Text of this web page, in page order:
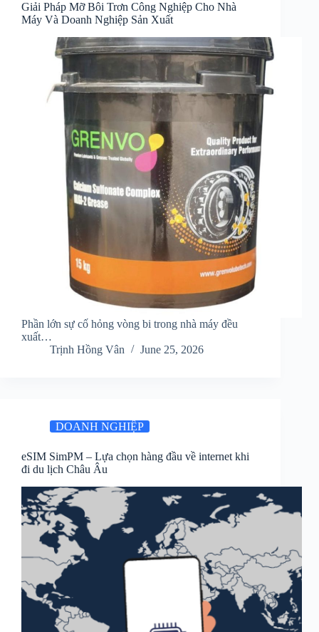
Giải Pháp Mỡ Bôi Trơn Công Nghiệp Cho Nhà
Máy Và Doanh Nghiệp Sản Xuất
Phần lớn sự cố hỏng vòng bi trong nhà máy đều
xuất…
Trịnh Hồng Vân
June 25, 2026
DOANH NGHIỆP
eSIM SimPM – Lựa chọn hàng đầu về internet khi
đi du lịch Châu Âu